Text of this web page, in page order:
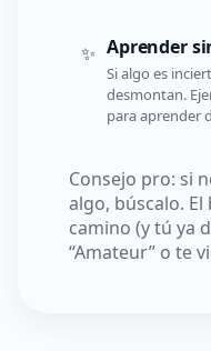
✨ Aprender
Si algo es
desmontan.
para aprender
Consejo pro: si
algo, búscalo.
camino (y tú ya
“Amateur” o te